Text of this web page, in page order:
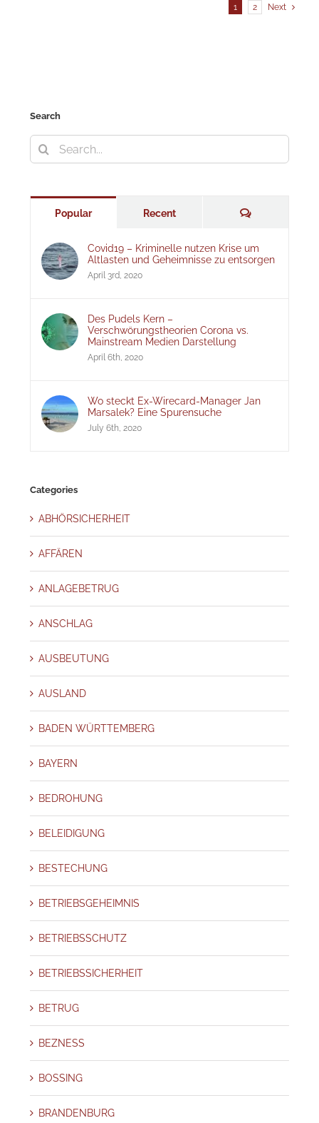
1 2 Next
Search
Search
for:
Popular Recent Comments
Covid19 – Kriminelle nutzen Krise um
Altlasten und Geheimnisse zu entsorgen
April 3rd, 2020
Des Pudels Kern –
Verschwörungstheorien Corona vs.
Mainstream Medien Darstellung
April 6th, 2020
Wo steckt Ex-Wirecard-Manager Jan
Marsalek? Eine Spurensuche
July 6th, 2020
Categories
ABHÖRSICHERHEIT
AFFÄREN
ANLAGEBETRUG
ANSCHLAG
AUSBEUTUNG
AUSLAND
BADEN WÜRTTEMBERG
BAYERN
BEDROHUNG
BELEIDIGUNG
BESTECHUNG
BETRIEBSGEHEIMNIS
BETRIEBSSCHUTZ
BETRIEBSSICHERHEIT
BETRUG
BEZNESS
BOSSING
BRANDENBURG